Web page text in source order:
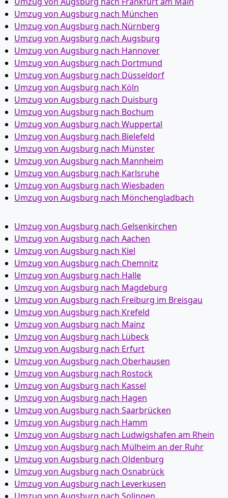
Umzug von Augsburg nach München
Umzug von Augsburg nach Nürnberg
Umzug von Augsburg nach Augsburg
Umzug von Augsburg nach Hannover
Umzug von Augsburg nach Dortmund
Umzug von Augsburg nach Düsseldorf
Umzug von Augsburg nach Köln
Umzug von Augsburg nach Duisburg
Umzug von Augsburg nach Bochum
Umzug von Augsburg nach Wuppertal
Umzug von Augsburg nach Bielefeld
Umzug von Augsburg nach Münster
Umzug von Augsburg nach Mannheim
Umzug von Augsburg nach Karlsruhe
Umzug von Augsburg nach Wiesbaden
Umzug von Augsburg nach Mönchen­gladbach
Umzug von Augsburg nach Gelsenkirchen
Umzug von Augsburg nach Aachen
Umzug von Augsburg nach Kiel
Umzug von Augsburg nach Chemnitz
Umzug von Augsburg nach Halle
Umzug von Augsburg nach Magdeburg
Umzug von Augsburg nach Freiburg im Breisgau
Umzug von Augsburg nach Krefeld
Umzug von Augsburg nach Mainz
Umzug von Augsburg nach Lübeck
Umzug von Augsburg nach Erfurt
Umzug von Augsburg nach Oberhausen
Umzug von Augsburg nach Rostock
Umzug von Augsburg nach Kassel
Umzug von Augsburg nach Hagen
Umzug von Augsburg nach Saarbrücken
Umzug von Augsburg nach Hamm
Umzug von Augsburg nach Ludwigshafen am Rhein
Umzug von Augsburg nach Mülheim an der Ruhr
Umzug von Augsburg nach Oldenburg
Umzug von Augsburg nach Osnabrück
Umzug von Augsburg nach Leverkusen
Umzug von Augsburg nach Solingen